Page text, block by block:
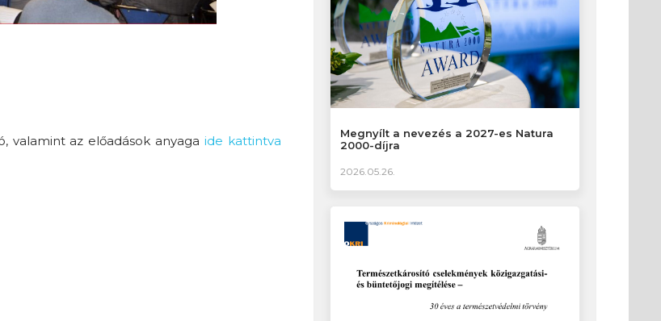
valamint az előadások anyagaide kattintva
Megnyílt a nevezés a 2027-es Natura
2000-díjra
2026.05.26.